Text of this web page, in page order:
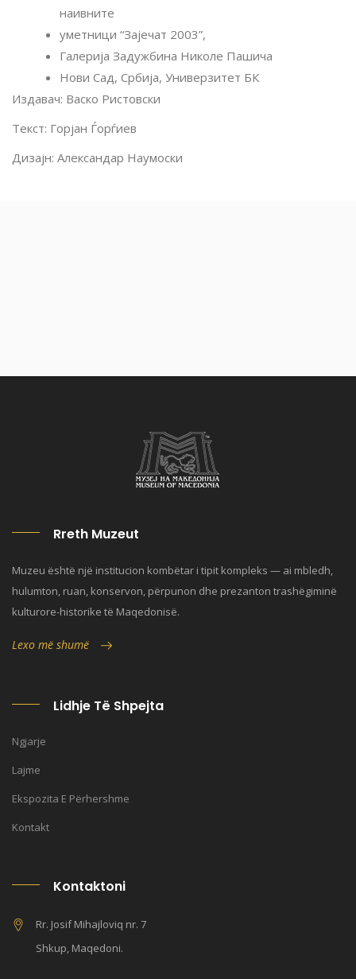
наивните
уметници “Зајечат 2003”,
Галерија Задужбина Николе Пашича
Нови Сад, Србија, Универзитет БК
Издавач: Васко Ристовски
Текст: Горјан Ѓорѓиев
Дизајн: Александар Наумоски
Rreth Muzeut
Muzeu është një institucion kombëtar i tipit kompleks — ai mbledh,
hulumton, ruan, konservon, përpunon dhe prezanton trashëgiminë
kulturore-historike të Maqedonisë.
Lexo më shumë
Lidhje Të Shpejta
Ngjarje
Lajme
Ekspozita E Përhershme
Kontakt
Kontaktoni
Rr. Josif Mihajloviq nr. 7
Shkup, Maqedoni.